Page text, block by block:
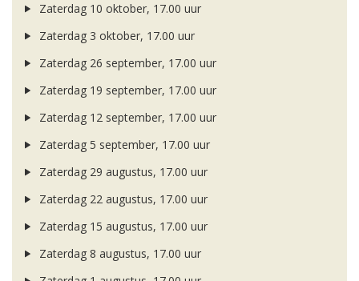
Zaterdag 10 oktober, 17.00 uur
Zaterdag 3 oktober, 17.00 uur
Zaterdag 26 september, 17.00 uur
Zaterdag 19 september, 17.00 uur
Zaterdag 12 september, 17.00 uur
Zaterdag 5 september, 17.00 uur
Zaterdag 29 augustus, 17.00 uur
Zaterdag 22 augustus, 17.00 uur
Zaterdag 15 augustus, 17.00 uur
Zaterdag 8 augustus, 17.00 uur